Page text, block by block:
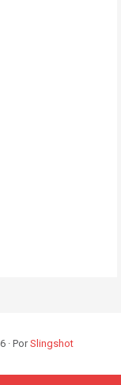
· PorSlingshot